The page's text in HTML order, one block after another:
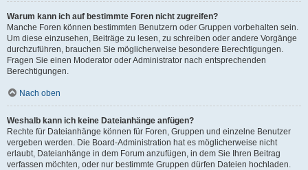
Warum kann ich auf bestimmte Foren nicht zugreifen?
Manche Foren können bestimmten Benutzern oder Gruppen vorbehalten sein.
Um diese einzusehen, Beiträge zu lesen, zu schreiben oder andere Vorgänge
durchzuführen, brauchen Sie möglicherweise besondere Berechtigungen.
Fragen Sie einen Moderator oder Administrator nach entsprechenden
Berechtigungen.
Nach oben
Weshalb kann ich keine Dateianhänge anfügen?
Rechte für Dateianhänge können für Foren, Gruppen und einzelne Benutzer
vergeben werden. Die Board-Administration hat es möglicherweise nicht
erlaubt, Dateianhänge in dem Forum anzufügen, in dem Sie Ihren Beitrag
verfassen möchten, oder nur bestimmte Gruppen dürfen Dateien hochladen.